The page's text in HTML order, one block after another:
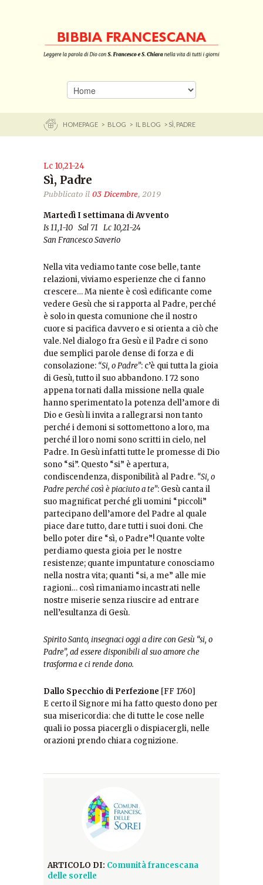
HOMEPAGE > BLOG > IL BLOG > SÌ, PADRE
Lc 10,21-24
Sì, Padre
Pubblicato il 03 Dicembre, 2019
Martedì I settimana di Avvento
Is 11,1-10 Sal 71 Lc 10,21-24
San Francesco Saverio
Nella vita vediamo tante cose belle, tante
relazioni, viviamo esperienze che ci fanno
crescere… Ma niente è così edificante come
vedere Gesù che si rapporta al Padre, perché
è solo in questa comunione che il nostro
cuore si pacifica davvero e si orienta a ciò che
vale. Nel dialogo fra Gesù e il Padre ci sono
due semplici parole dense di forza e di
consolazione: “Si, o Padre”: c’è qui tutta la gioia
di Gesù, tutto il suo abbandono. I 72 sono
appena tornati dalla missione nella quale
hanno sperimentato la potenza dell’amore di
Dio e Gesù li invita a rallegrarsi non tanto
perché i demoni si sottomettono a loro, ma
perché il loro nomi sono scritti in cielo, nel
Padre. In Gesù infatti tutte le promesse di Dio
sono “si”. Questo “si” è apertura,
condiscendenza, disponibilità al Padre. “Si, o
Padre perché così è piaciuto a te”: Gesù canta il
suo magnificat perché gli uomini “piccoli”
partecipano dell’amore del Padre al quale
piace dare tutto, dare tutti i suoi doni. Che
bello poter dire “sì, o Padre”! Quante volte
perdiamo questa gioia per le nostre
resistenze; quante impuntature conosciamo
nella nostra vita; quanti “si, a me” alle mie
ragioni… così rimaniamo incastrati nelle
nostre miserie senza riuscire ad entrare
nell’esultanza di Gesù.
Spirito Santo, insegnaci oggi a dire con Gesù “si, o
Padre”, ad essere disponibili al suo amore che
trasforma e ci rende dono.
Dallo Specchio di Perfezione [FF 1760]
E certo il Signore mi ha fatto questo dono per
sua misericordia: che di tutte le cose nelle
quali io possa piacergli o dispiacergli, nelle
orazioni prendo chiara cognizione.
ARTICOLO DI: Comunità francescana
delle sorelle